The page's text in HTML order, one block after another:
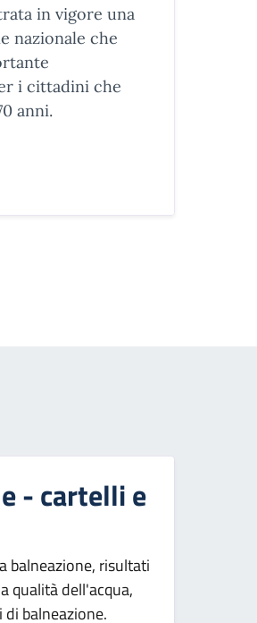
in vigore una
nazionale che
i cittadini che
anni.
- cartelli e
balneazione, risultati
qualità dell'acqua,
balneazione.